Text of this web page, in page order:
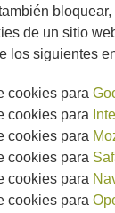
de un sitio
los siguientes
cookies para
cookies para
cookies para
cookies para
cookies para
cookies para